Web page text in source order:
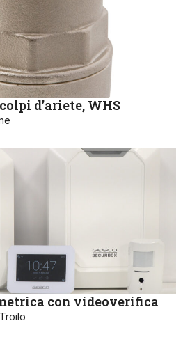
d’ariete, WHS
con videoverifica